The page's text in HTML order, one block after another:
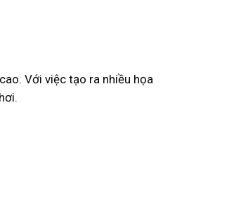
Với việc tạo ra nhiều họa